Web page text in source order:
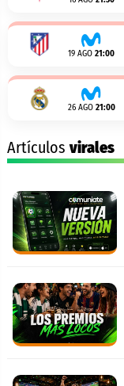
19 AGO 21:00
26 AGO 21:00
Artículosvirales